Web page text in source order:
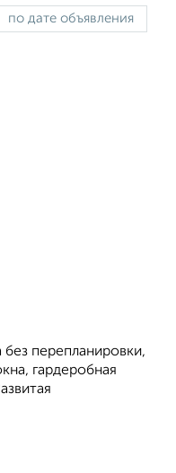
перепланировки,
гардеробная